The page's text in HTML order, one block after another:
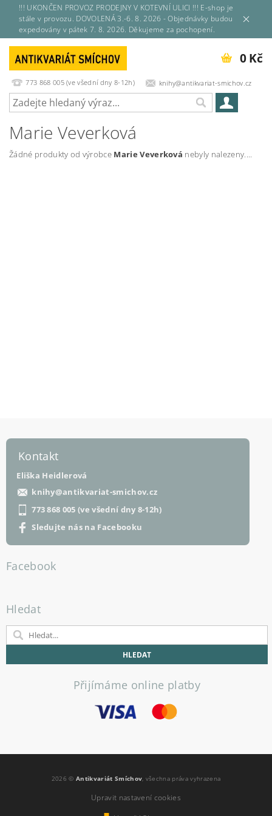
!!! UKONČEN PROVOZ PRODEJNY V KOTEVNÍ ULICI !!! E-shop je
stále v provozu. DOVOLENÁ 3.-6. 8. 2026 - Objednávky budou
expedovány v pátek 7. 8. 2026. Děkujeme za pochopení.
773 868 005 (ve všední dny 8-12h) knihy@antikvariat-smichov.cz
0 Kč
Marie Veverková
Žádné produkty od výrobce Marie Veverková nebyly nalezeny....
Kontakt
Eliška Heidlerová
knihy@antikvariat-smichov.cz
773 868 005 (ve všední dny 8-12h)
Sledujte nás na Facebooku
Facebook
Hledat
Přijímáme online platby
2026 ©Antikvariát Smíchov , všechna práva vyhrazena
Upravit nastavení cookies